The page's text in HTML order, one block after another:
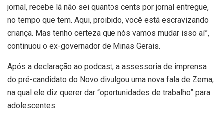
jornal, recebe lá não sei quantos cents por jornal entregue,
no tempo que tem. Aqui, proibido, você está escravizando
criança. Mas tenho certeza que nós vamos mudar isso aí”,
continuou o ex-governador de Minas Gerais.
Após a declaração ao podcast, a assessoria de imprensa
do pré-candidato do Novo divulgou uma nova fala de Zema,
na qual ele diz querer dar “oportunidades de trabalho” para
adolescentes.